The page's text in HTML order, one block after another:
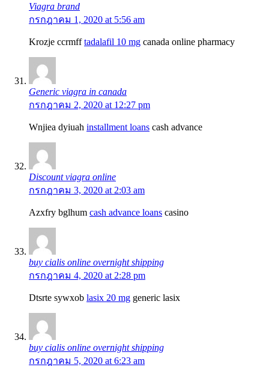
Viagra brand
กรกฎาคม 1, 2020 at 5:56 am
Krozje ccrmfftadalafil 10 mg canada online pharmacy
Generic viagra in canada
กรกฎาคม 2, 2020 at 12:27 pm
Wnjiea dyiuah installment loans cash advance
Discount viagra online
กรกฎาคม 3, 2020 at 2:03 am
Azxfry bglhum cash advance loans casino
buy cialis online overnight shipping
กรกฎาคม 4, 2020 at 2:28 pm
Dtsrte sywxob lasix 20 mg generic lasix
buy cialis online overnight shipping
กรกฎาคม 5, 2020 at 6:23 am